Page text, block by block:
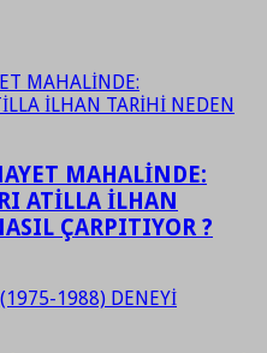
MAHALİNDE:
ATİLLA İLHAN
ÇARPITIYOR ?